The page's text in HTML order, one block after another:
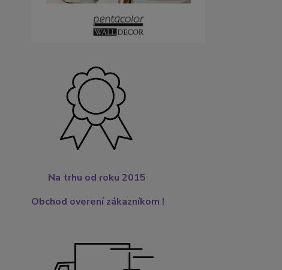
Na trhu od roku 2015
Obchod overení zákazníkom !